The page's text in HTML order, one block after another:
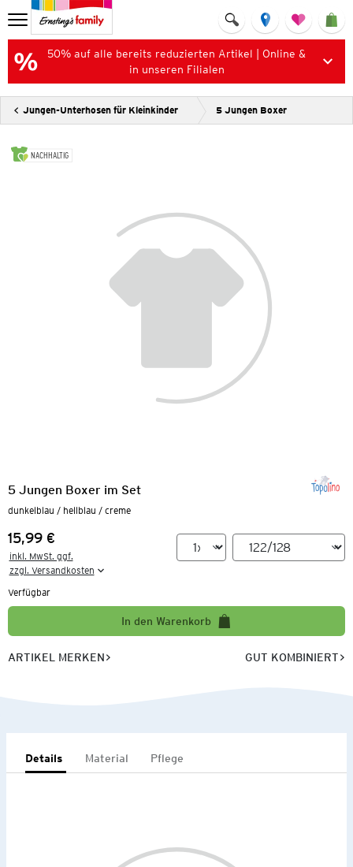
50% auf alle bereits reduzierten Artikel | Online &
in unseren Filialen
Jungen-Unterhosen für Kleinkinder 5 Jungen Boxer
NACHHALTIG
5 Jungen Boxer im Set
dunkelblau / hellblau / creme
Preis:
15,99 €
inkl. MwSt. ggf.
zzgl. Versandkosten
Verfügbar
In den Warenkorb
ARTIKEL MERKEN GUT KOMBINIERT
Details Material Pflege